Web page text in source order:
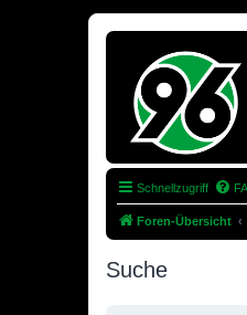
Schnellzugriff
Foren-Übersicht
Suche